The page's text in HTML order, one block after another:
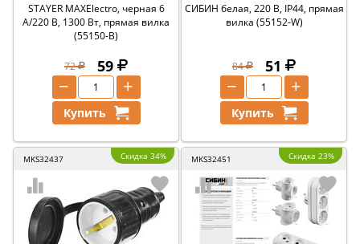
STAYER MAXElectro, черная 6
А/220 В, 1300 Вт, прямая вилка
(55150-B)
72 59
+
−
Купить
СИБИН белая, 220 В, IP44, прямая
вилка (55152-W)
84 51
+
−
Купить
MKS32437 Скидка 34% MKS32451 Скидка 23%